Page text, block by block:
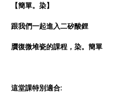
【簡單。染】
跟我們一起進入二矽酸鋰
贋復微堆瓷的課程，染。簡單
這堂課特別適合: